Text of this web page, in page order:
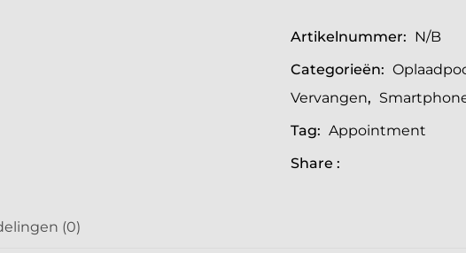
Artikelnummer: N/B
Categorieën:
Vervangen,
Tag: Appointment
Share :
(0)